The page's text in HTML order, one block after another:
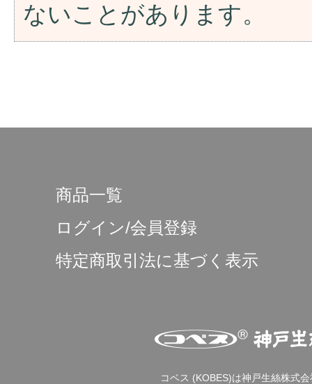
ないことがあります。
商品一覧
ログイン/会員登録
特定商取引法に基づく表示
コベス (KOBES)は神戸生絲株式